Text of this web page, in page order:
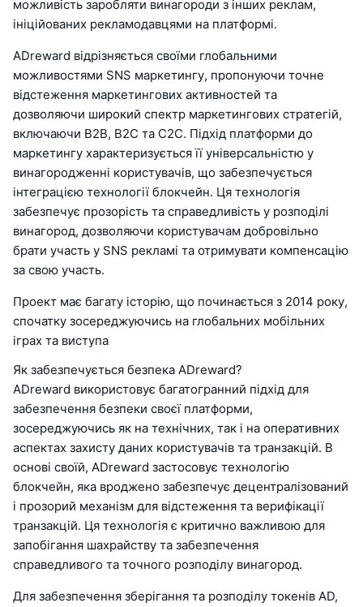
можливість заробляти винагороди з інших реклам,
ініційованих рекламодавцями на платформі.
ADreward відрізняється своїми глобальними
можливостями SNS маркетингу, пропонуючи точне
відстеження маркетингових активностей та
дозволяючи широкий спектр маркетингових стратегій,
включаючи B2B, B2C та C2C. Підхід платформи до
маркетингу характеризується її універсальністю у
винагородженні користувачів, що забезпечується
інтеграцією технології блокчейн. Ця технологія
забезпечує прозорість та справедливість у розподілі
винагород, дозволяючи користувачам добровільно
брати участь у SNS рекламі та отримувати компенсацію
за свою участь.
Проект має багату історію, що починається з 2014 року,
спочатку зосереджуючись на глобальних мобільних
іграх та виступа
Як забезпечується безпека ADreward?
ADreward використовує багатогранний підхід для
забезпечення безпеки своєї платформи,
зосереджуючись як на технічних, так і на оперативних
аспектах захисту даних користувачів та транзакцій. В
основі своїй, ADreward застосовує технологію
блокчейн, яка вроджено забезпечує децентралізований
і прозорий механізм для відстеження та верифікації
транзакцій. Ця технологія є критично важливою для
запобігання шахрайству та забезпечення
справедливого та точного розподілу винагород.
Для забезпечення зберігання та розподілу токенів AD,